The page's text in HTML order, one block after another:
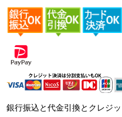
銀行振込と代金引換とクレジッ